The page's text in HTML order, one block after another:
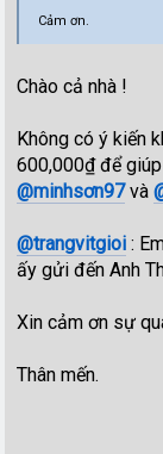
Cảm ơn.
Chào cả nhà !
Không có ý kiến
600,000₫ để
@minhsơn97và
@trangvitgioi :
ấy gửi đến Anh
Xin cảm ơn sự
Thân mến.